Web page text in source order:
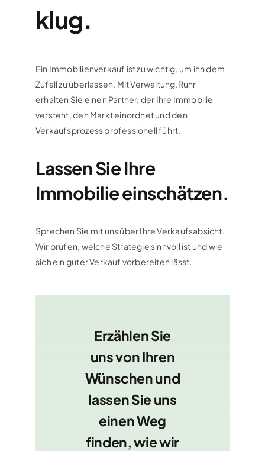
klug.
Ein Immobilienverkauf ist zu wichtig, um ihn dem
Zufall zu überlassen. Mit Verwaltung.Ruhr
erhalten Sie einen Partner, der Ihre Immobilie
versteht, den Markt einordnet und den
Verkaufsprozess professionell führt.
Lassen Sie Ihre
Immobilie einschätzen.
Sprechen Sie mit uns über Ihre Verkaufsabsicht.
Wir prüfen, welche Strategie sinnvoll ist und wie
sich ein guter Verkauf vorbereiten lässt.
Erzählen Sie
uns von Ihren
Wünschen und
lassen Sie uns
einen Weg
finden, wie wir